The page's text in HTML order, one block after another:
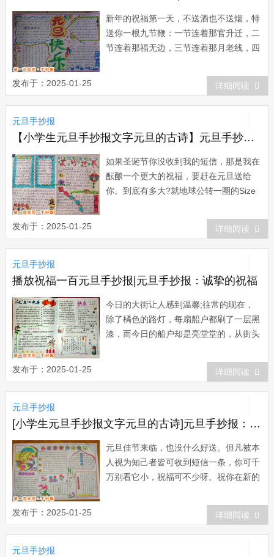
新年的祝福第一天，不送酒也不送烟，特
送你一根九节鞭：一节连着那官升迁，二
节连着那福无边，三节连着那月老线，四
节连着那万贯钱，七节连着那合家欢，八
节连着那幸福端，九节将你连在身边!祝
你元旦大吉!元旦就像句号，是一年美好
的总结;元旦就像冒号，是未来的全新开
启;元旦就像...
发布于：2025-01-25 详细阅读
元旦手抄报
【小学生元旦手抄报文字元旦的古诗】元旦手抄报：元旦送给你
如果圣诞节你没收到我的短信，那是我在
酝酿一个更大的祝福，要赶在元旦送给
你。到底有多大?就地球公转一圈的Size
祝你新的一年里健康、愉快、顺利、幸运
全部翻倍!元旦将到，祝福闪耀：送你一
颗*，愿你生活璀璨交好运;送你一眼 ，盼
你开心快乐好心情;送你一叠￥，祝心...
发布于：2025-01-25 详细阅读
元旦手抄报
播放祝福一百元旦手抄报|元旦手抄报：诚挚的祝福
今日的大街让人感到温馨;往常的现在，
除了橘色的路灯，每扇船户都刷了一层黑
漆，而今日的船户却是亮堂堂的，从街头
已甜甜地睡了，而今日的我们，却用着各
种各样的方式来等待新年的到来。又逢新
岁，寄上我一份诚挚的祝福，愿你拥有更
发布于：2025-01-25 详细阅读
元旦手抄报
[小学生元旦手抄报文字元旦的古诗]元旦手抄报：元旦佳节来临
元旦佳节来临，也没什么好送。但凡被本
人视为知己者皆可收到短信一条，你可千
万别看它小，祝福可不少呀。祝你在新的
胀，平安伴一生。--本短信经过查证收到
的不仅是本人的知己和朋友，还都是帅哥
和美女呢。缘份是长长久久的相聚，朋友
是生生世世的牵挂。元旦佳节到，我用真
发布于：2025-01-25 详细阅读
元旦手抄报